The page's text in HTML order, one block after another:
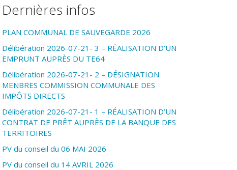
Dernières infos
PLAN COMMUNAL DE SAUVEGARDE 2026
Délibération 2026-07-21- 3 – RÉALISATION D’UN
EMPRUNT AUPRÈS DU TE64
Délibération 2026-07-21- 2 – DÉSIGNATION
MENBRES COMMISSION COMMUNALE DES
IMPÔTS DIRECTS
Délibération 2026-07-21- 1 – RÉALISATION D’UN
CONTRAT DE PRÊT AUPRÈS DE LA BANQUE DES
TERRITOIRES
PV du conseil du 06 MAI 2026
PV du conseil du 14 AVRIL 2026